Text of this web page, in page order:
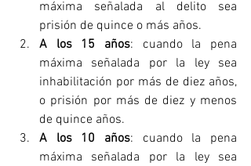
máxima señalada al delito sea
prisión de quince o más años.
A los 15 años: cuando la pena
máxima señalada por la ley sea
inhabilitación por más de diez años,
o prisión por más de diez y menos
de quince años.
A los 10 años: cuando la pena
máxima señalada por la ley sea